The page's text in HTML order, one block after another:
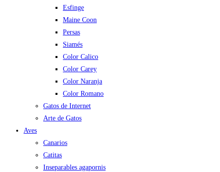
Esfinge
Maine Coon
Persas
Siamés
Color Calico
Color Carey
Color Naranja
Color Romano
Gatos de Internet
Arte de Gatos
Aves
Canarios
Catitas
Inseparables agapornis